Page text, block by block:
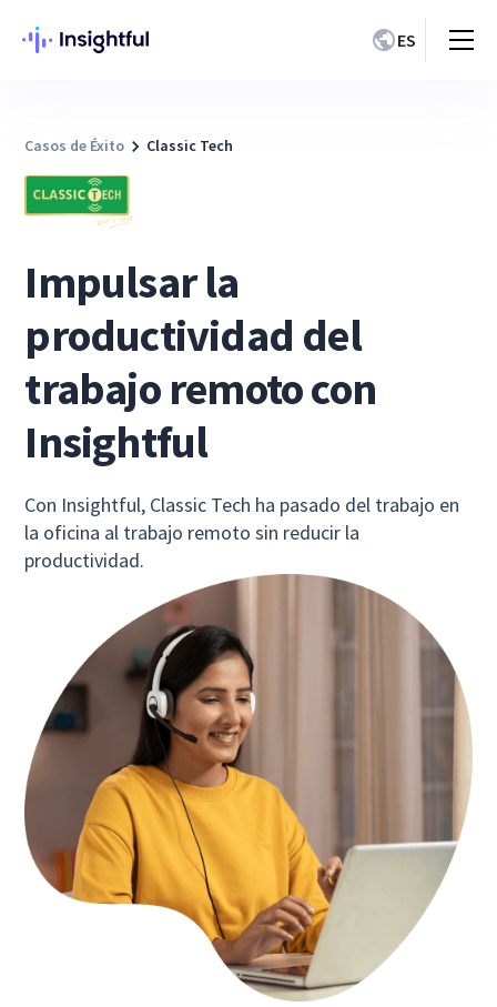
ES
Casos de Éxito Classic Tech
Impulsar la
productividad del
trabajo remoto con
Insightful
Con Insightful, Classic Tech ha pasado del trabajo en
la oficina al trabajo remoto sin reducir la
productividad.